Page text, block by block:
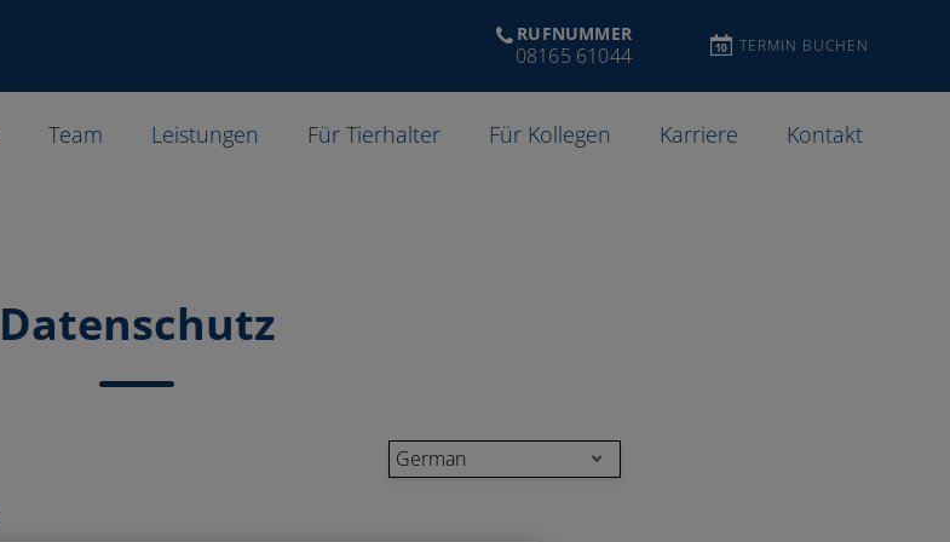
RUFNUMMER
08165 61044 TERMIN BUCHEN
Team Leistungen Für Tierhalter Für Kollegen Karriere Kontakt
Datenschutz
German